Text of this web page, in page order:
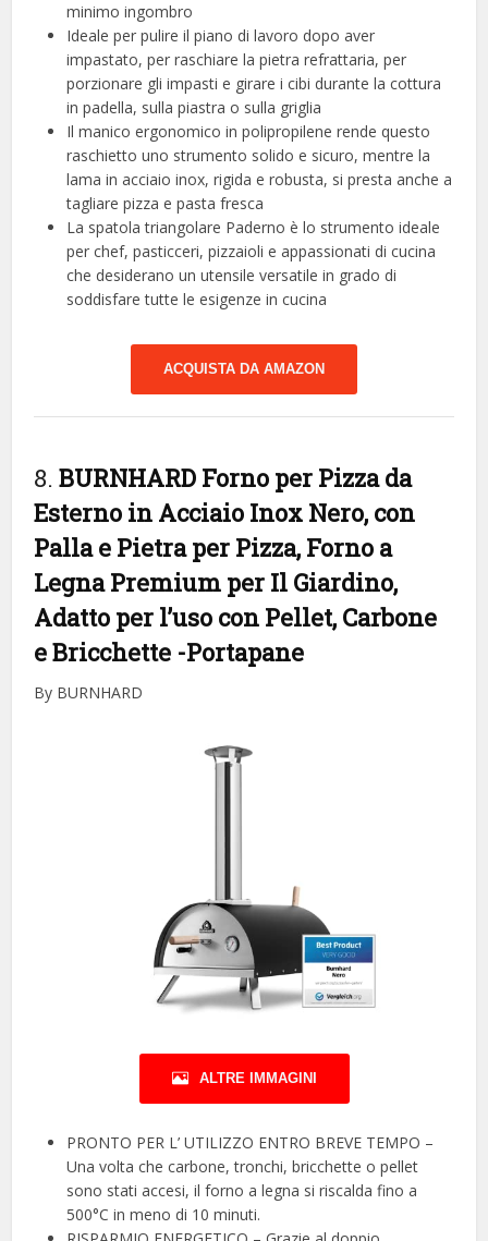
minimo ingombro
Ideale per pulire il piano di lavoro dopo aver
impastato, per raschiare la pietra refrattaria, per
porzionare gli impasti e girare i cibi durante la cottura
in padella, sulla piastra o sulla griglia
Il manico ergonomico in polipropilene rende questo
raschietto uno strumento solido e sicuro, mentre la
lama in acciaio inox, rigida e robusta, si presta anche a
tagliare pizza e pasta fresca
La spatola triangolare Paderno è lo strumento ideale
per chef, pasticceri, pizzaioli e appassionati di cucina
che desiderano un utensile versatile in grado di
soddisfare tutte le esigenze in cucina
ACQUISTA DA AMAZON
8.BURNHARD Forno per Pizza da
Esterno in Acciaio Inox Nero, con
Palla e Pietra per Pizza, Forno a
Legna Premium per Il Giardino,
Adatto per l’uso con Pellet, Carbone
e Bricchette -Portapane
By BURNHARD
ALTRE IMMAGINI
PRONTO PER L’ UTILIZZO ENTRO BREVE TEMPO –
Una volta che carbone, tronchi, bricchette o pellet
sono stati accesi, il forno a legna si riscalda fino a
500°C in meno di 10 minuti.